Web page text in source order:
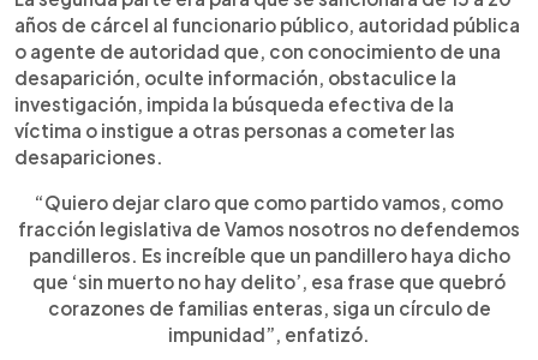
años de cárcel al funcionario público, autoridad pública
o agente de autoridad que, con conocimiento de una
desaparición, oculte información, obstaculice la
investigación, impida la búsqueda efectiva de la
víctima o instigue a otras personas a cometer las
desapariciones.
“Quiero dejar claro que como partido vamos, como
fracción legislativa de Vamos nosotros no defendemos
pandilleros. Es increíble que un pandillero haya dicho
que ‘sin muerto no hay delito’, esa frase que quebró
corazones de familias enteras, siga un círculo de
impunidad”, enfatizó.